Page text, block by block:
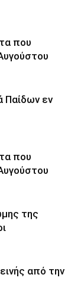
που
Παίδων εν
που
της
από την